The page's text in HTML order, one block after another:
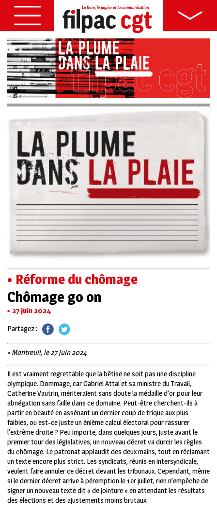
• Réforme du chômage
Chômage go on
27 juin 2024
Partagez :
• Montreuil, le 27 juin 2024
Il est vraiment regrettable que la bêtise ne soit pas une discipline
olympique. Dommage, car Gabriel Attal et sa ministre du Travail,
Catherine Vautrin, mériteraient sans doute la médaille d’or pour leur
abnégation sans faille dans ce domaine. Peut-être cherchent-ils à
partir en beauté en assénant un dernier coup de trique aux plus
faibles, ou est-ce juste un énième calcul électoral pour rassurer
l’extrême droite ? Peu importe, dans quelques jours, juste avant le
premier tour des législatives, un nouveau décret va durcir les règles
du chômage. Le patronat applaudit des deux mains, tout en réclamant
un texte encore plus strict. Les syndicats, réunis en intersyndicale,
veulent faire annuler ce décret devant les tribunaux. Cependant, même
si le dernier décret arrive à péremption le 1er juillet, rien n’empêche de
signer un nouveau texte dit « de jointure » en attendant les résultats
des élections et des ajustements moins brutaux.